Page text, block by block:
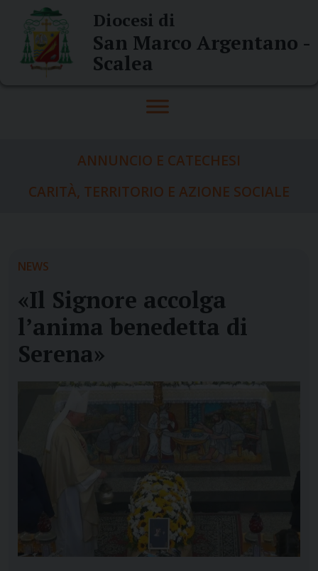
content
Diocesi di
San Marco Argentano -
Scalea
ANNUNCIO E CATECHESI
CARITÀ, TERRITORIO E AZIONE SOCIALE
NEWS
«Il Signore accolga
l’anima benedetta di
Serena»